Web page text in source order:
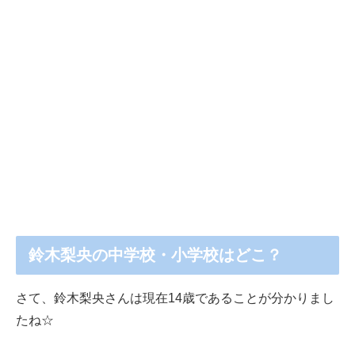
鈴木梨央の中学校・小学校はどこ？
さて、鈴木梨央さんは現在14歳であることが分かりまし
たね☆